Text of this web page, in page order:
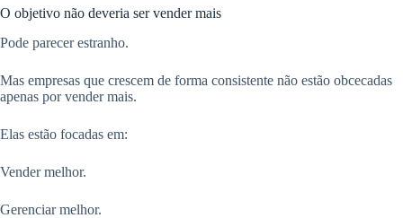
O objetivo não deveria ser vender mais
Pode parecer estranho.
Mas empresas que crescem de forma consistente não estão obcecadas
apenas por vender mais.
Elas estão focadas em:
Vender melhor.
Gerenciar melhor.